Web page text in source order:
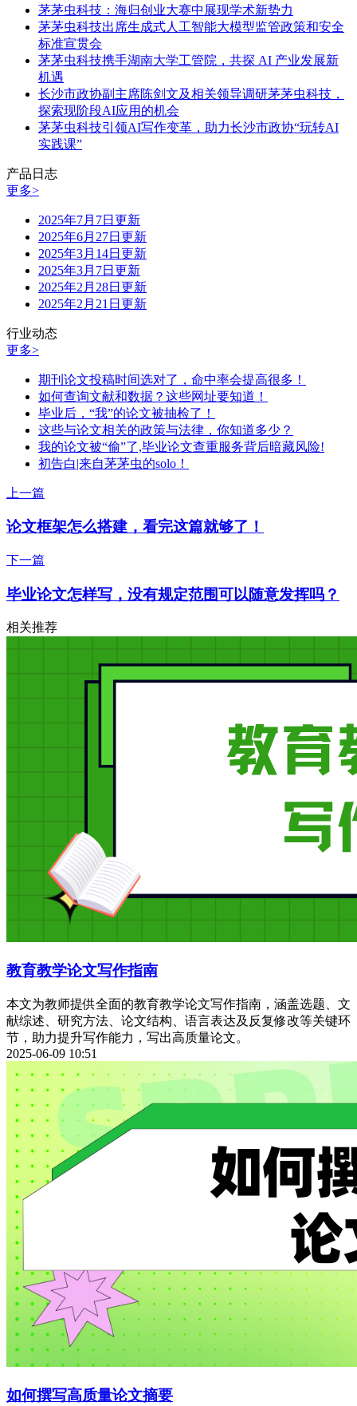
茅茅虫科技：海归创业大赛中展现学术新势力
茅茅虫科技出席生成式人工智能大模型监管政策和安全
标准宣贯会
茅茅虫科技携手湖南大学工管院，共探 AI 产业发展新
机遇
长沙市政协副主席陈剑文及相关领导调研茅茅虫科技，
探索现阶段AI应用的机会
茅茅虫科技引领AI写作变革，助力长沙市政协“玩转AI
实践课”
产品日志
更多>
2025年7月7日更新
2025年6月27日更新
2025年3月14日更新
2025年3月7日更新
2025年2月28日更新
2025年2月21日更新
行业动态
更多>
期刊论文投稿时间选对了，命中率会提高很多！
如何查询文献和数据？这些网址要知道！
毕业后，“我”的论文被抽检了！
这些与论文相关的政策与法律，你知道多少？
我的论文被“偷”了,毕业论文查重服务背后暗藏风险!
初告白|来自茅茅虫的solo！
上一篇
论文框架怎么搭建，看完这篇就够了！
下一篇
毕业论文怎样写，没有规定范围可以随意发挥吗？
相关推荐
教育教学论文写作指南
本文为教师提供全面的教育教学论文写作指南，涵盖选题、文
献综述、研究方法、论文结构、语言表达及反复修改等关键环
节，助力提升写作能力，写出高质量论文。
2025-06-09 10:51
如何撰写高质量论文摘要